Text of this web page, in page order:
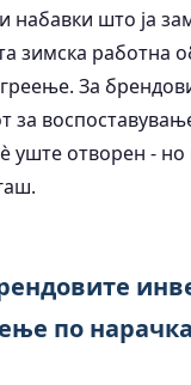
набавки што ја
зимска работна
За
за
уште отворен -
по нарачка